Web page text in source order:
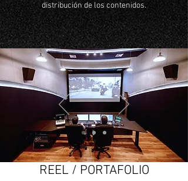
distribución de los contenidos.
REEL / PORTAFOLIO